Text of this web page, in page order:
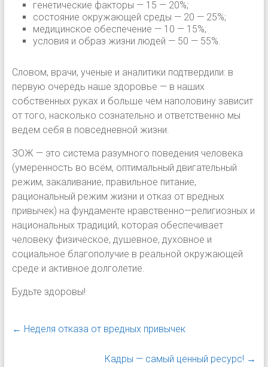
генетические факторы — 15 — 20%;
состояние окружающей среды — 20 — 25%;
медицинское обеспечение — 10 — 15%;
условия и образ жизни людей — 50 — 55%.
Словом, врачи, ученые и аналитики подтвердили: в
первую очередь наше здоровье — в наших
собственных руках и больше чем наполовину зависит
от того, насколько сознательно и ответственно мы
ведем себя в повседневной жизни.
ЗОЖ — это система разумного поведения человека
(умеренность во всём, оптимальный двигательный
режим, закаливание, правильное питание,
рациональный режим жизни и отказ от вредных
привычек) на фундаменте нравственно—религиозных и
национальных традиций, которая обеспечивает
человеку физическое, душевное, духовное и
социальное благополучие в реальной окружающей
среде и активное долголетие.
Будьте здоровы!
← Неделя отказа от вредных привычек
Кадры — самый ценный ресурс! →